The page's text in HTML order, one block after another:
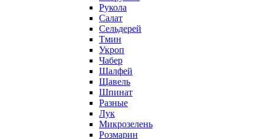
Рукола
Салат
Сельдерей
Тмин
Укроп
Чабер
Шалфей
Щавель
Шпинат
Разные
Лук
Микрозелень
Розмарин